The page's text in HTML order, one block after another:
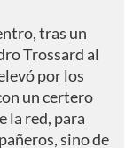
tras un
Trossard al
por los
un certero
la red, para
sino de